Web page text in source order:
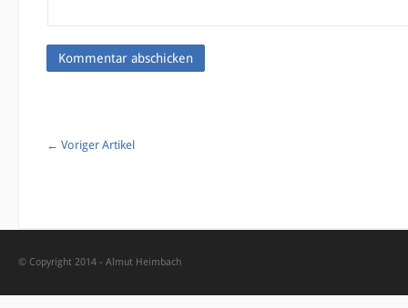
← Voriger Artikel
© Copyright 2014 - Almut Heimbach